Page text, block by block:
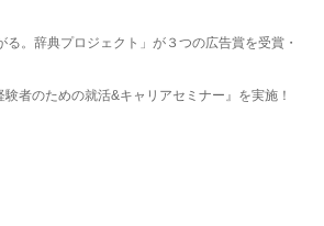
る。辞典プロジェクト」が３つの広告賞を受賞・
験者のための就活&キャリアセミナー』を実施！